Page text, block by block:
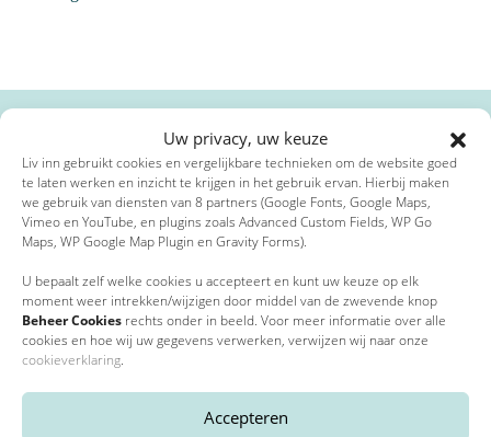
Uw privacy, uw keuze
Liv inn gebruikt cookies en vergelijkbare technieken om de website goed
te laten werken en inzicht te krijgen in het gebruik ervan. Hierbij maken
we gebruik van diensten van 8 partners (Google Fonts, Google Maps,
Vimeo en YouTube, en plugins zoals Advanced Custom Fields, WP Go
Maps, WP Google Map Plugin en Gravity Forms).
U bepaalt zelf welke cookies u accepteert en kunt uw keuze op elk
moment weer intrekken/wijzigen door middel van de zwevende knop
Beheer Cookies rechts onder in beeld. Voor meer informatie over alle
cookies en hoe wij uw gegevens verwerken, verwijzen wij naar onze
cookieverklaring.
Accepteren
Door mijn rekeningnummer in te vullen geef ik toestemming voor
automatische incasso van 30,- per jaar.
Akkoord voorwaarden en privacybeleid
Laatste Liv inn Hilversum nieuws